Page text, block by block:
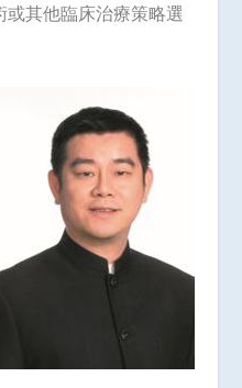
其他臨床治療策略選